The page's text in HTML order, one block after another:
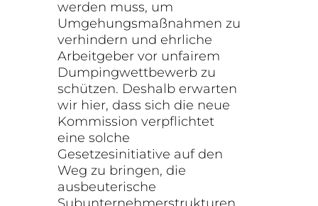
werden muss, um
Umgehungsmaßnahmen zu
verhindern und ehrliche
Arbeitgeber vor unfairem
Dumpingwettbewerb zu
schützen. Deshalb erwarten
wir hier, dass sich die neue
Kommission verpflichtet
eine solche
Gesetzesinitiative auf den
Weg zu bringen, die
ausbeuterische